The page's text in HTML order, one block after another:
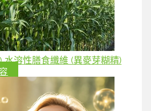
溶性膳食纖維 (異麥芽糊精)